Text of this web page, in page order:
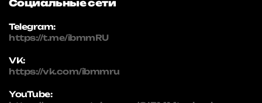
Социальные сети
Telegram:
https://t.me/ibmmRU
VK:
https://vk.com/ibmmru
YouTube: